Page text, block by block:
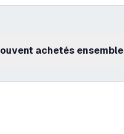
Souvent achetés ensemble